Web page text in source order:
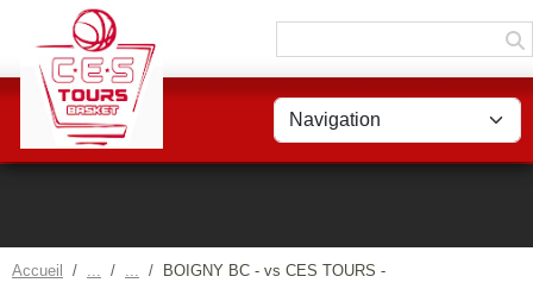
Accueil BOIGNY BC - vs CES TOURS -
Panneau de gestion des cookies